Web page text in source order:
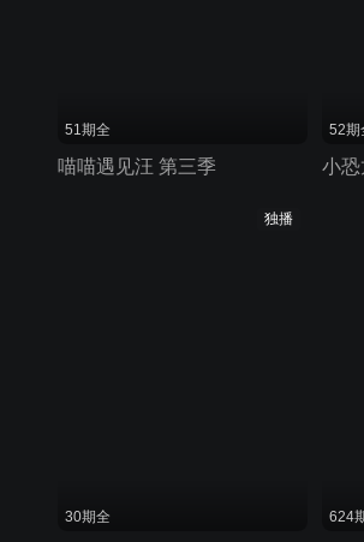
51期全
喵喵遇见汪 第三季
52期
小恐
独播
30期全 624